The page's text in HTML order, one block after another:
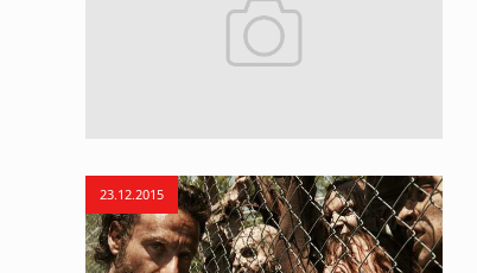
23.12.2015